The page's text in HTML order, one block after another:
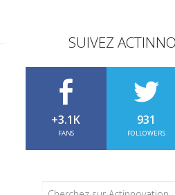
SUIVEZ
+3.1K
FANS
931
FOLLOWERS